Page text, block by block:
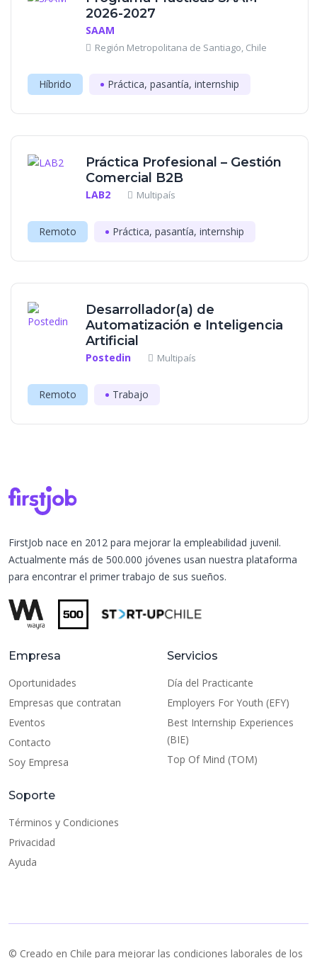
2026-2027
SAAM
Región Metropolitana de Santiago, Chile
Híbrido Práctica, pasantía, internship
Práctica Profesional – Gestión
Comercial B2B
LAB2 Multipaís
Remoto Práctica, pasantía, internship
Desarrollador(a) de
Automatización e Inteligencia
Artificial
Postedin Multipaís
Remoto Trabajo
FirstJob nace en 2012 para mejorar la empleabilidad juvenil.
Actualmente más de 500.000 jóvenes usan nuestra plataforma
para encontrar el primer trabajo de sus sueños.
Empresa
Oportunidades
Empresas que contratan
Eventos
Contacto
Soy Empresa
Servicios
Día del Practicante
Employers For Youth (EFY)
Best Internship Experiences
(BIE)
Top Of Mind (TOM)
Soporte
Términos y Condiciones
Privacidad
Ayuda
© Creado en Chile para mejorar las condiciones laborales de los